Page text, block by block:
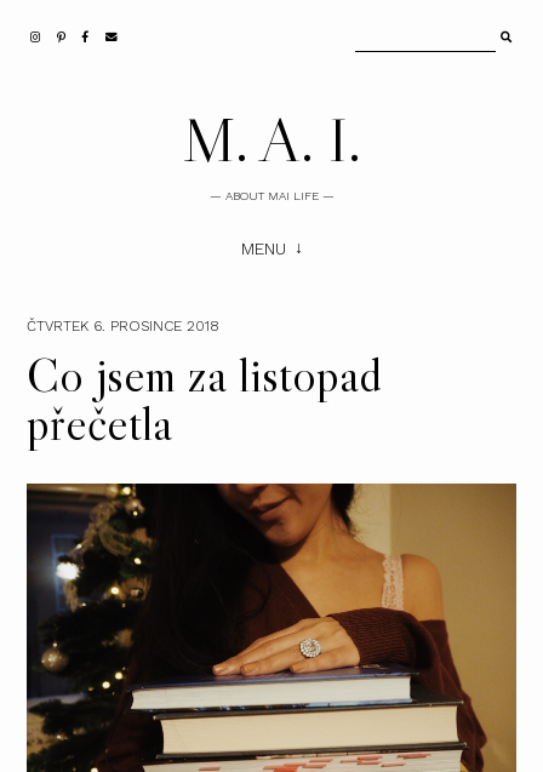
M. A. I.
— ABOUT MAI LIFE —
MENU
ČTVRTEK 6. PROSINCE 2018
Co jsem za listopad
přečetla